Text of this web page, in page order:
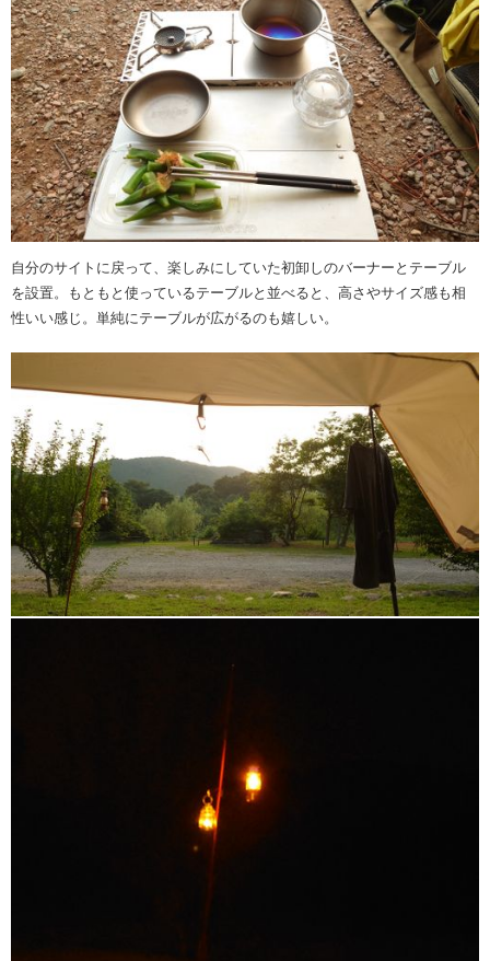
自分のサイトに戻って、楽しみにしていた初卸しのバーナーとテーブル
を設置。もともと使っているテーブルと並べると、高さやサイズ感も相
性いい感じ。単純にテーブルが広がるのも嬉しい。